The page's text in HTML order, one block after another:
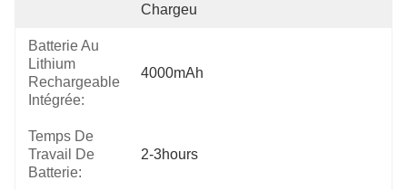
Chargeu
Batterie Au
Lithium
Rechargeable
Intégrée:
4000mAh
Temps De
Travail De
Batterie:
2-3hours